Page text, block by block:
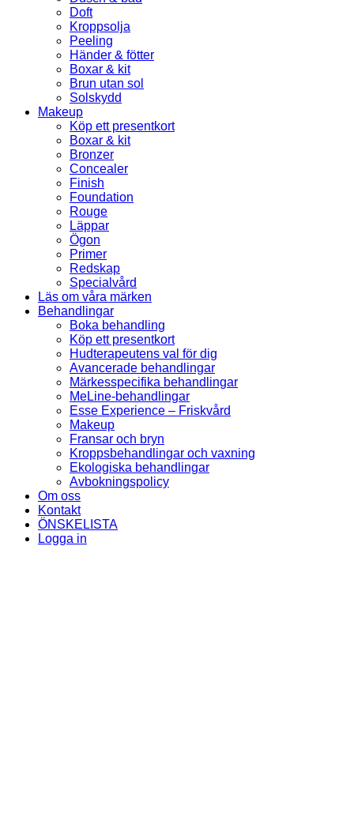
Doft
Kroppsolja
Peeling
Händer & fötter
Boxar & kit
Brun utan sol
Solskydd
Makeup
Köp ett presentkort
Boxar & kit
Bronzer
Concealer
Finish
Foundation
Rouge
Läppar
Ögon
Primer
Redskap
Specialvård
Läs om våra märken
Behandlingar
Boka behandling
Köp ett presentkort
Hudterapeutens val för dig
Avancerade behandlingar
Märkesspecifika behandlingar
MeLine-behandlingar
Esse Experience – Friskvård
Makeup
Fransar och bryn
Kroppsbehandlingar och vaxning
Ekologiska behandlingar
Avbokningspolicy
Om oss
Kontakt
ÖNSKELISTA
Logga in